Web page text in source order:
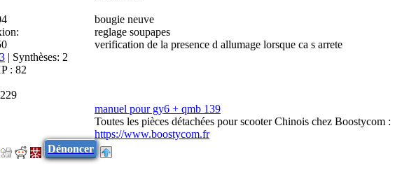
| Synthèses: 2
: 82
bougie neuve
reglage soupapes
verification de la presence d allumage lorsque ca s arrete
manuel pour gy6 + qmb 139
Toutes les pièces détachées pour scooter Chinois chez Boostycom :
https://www.boostycom.fr
Dénoncer